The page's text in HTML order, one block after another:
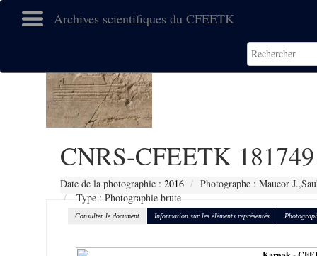
Archives scientifiques du CFEETK
CNRS-CFEETK 181749
Date de la photographie : 2016
Photographe : Maucor
Type : Photographie brute
Consulter le document Information sur les éléments représentés